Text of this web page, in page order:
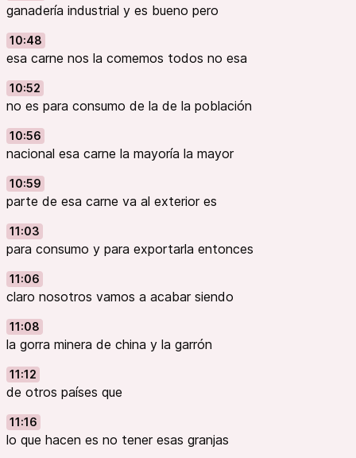
ganadería industrial y es bueno pero
10:48
esa carne nos la comemos todos no esa
10:52
no es para consumo de la de la población
10:56
nacional esa carne la mayoría la mayor
10:59
parte de esa carne va al exterior es
11:03
para consumo y para exportarla entonces
11:06
claro nosotros vamos a acabar siendo
11:08
la gorra minera de china y la garrón
11:12
de otros países que
11:16
lo que hacen es no tener esas granjas